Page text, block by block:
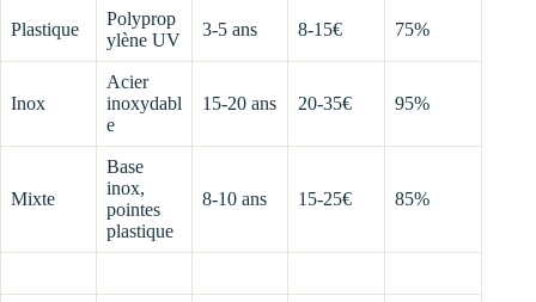
Plastique
Polyprop
ylène UV
3-5 ans 8-15€ 75%
Inox
Acier
inoxydabl
e
15-20 ans 20-35€ 95%
Mixte
Base
inox,
pointes
plastique
8-10 ans 15-25€ 85%